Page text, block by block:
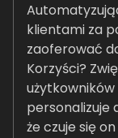
klientami za
zaoferować
Korzyści?
personalizuje
że czuje się